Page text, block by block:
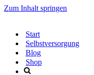
Zum Inhalt springen
Start
Selbstversorgung
Blog
Shop